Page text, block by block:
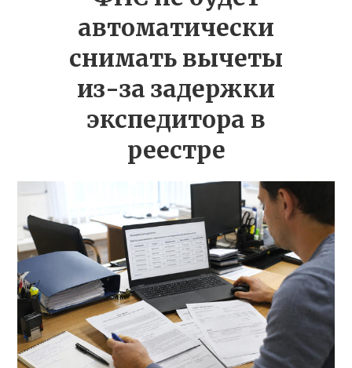
автоматически
снимать вычеты
из-за задержки
экспедитора в
реестре